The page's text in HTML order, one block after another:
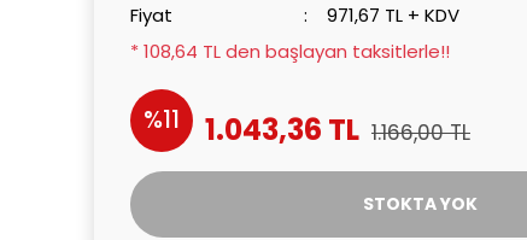
Fiyat
971,67 TL + KDV
* 108,64 TL den başlayan taksitlerle!!
%11 1.043,36 TL 1.166,00 TL
STOKTA YOK